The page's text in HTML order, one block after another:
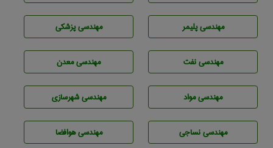
مهندسی پليمر مهندسی پزشکی
مهندسی نفت مهندسی معدن
مهندسی مواد مهندسی شهرسازی
مهندسي نساجی مهندسی هوافضا